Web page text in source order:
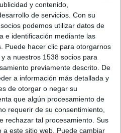
y contenido,
de servicios. Con su
podemos utilizar datos de
e identificación mediante las
Puede hacer clic para otorgarnos
a nuestros 1538 socios para
previamente descrito. De
a información más detallada y
de otorgar o negar su
que algún procesamiento de
requerir de su consentimiento,
rechazar tal procesamiento. Sus
a este sitio web. Puede cambiar
siete días para
de consumo de
miembros que
más de 7.500
por culpa de su
Para lograrlo,
y desvelará sus
de ahorradora.